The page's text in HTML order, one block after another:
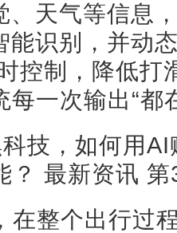
、天气等信息
能识别，并动
控制，降低
一次输出“都
在整个出行过